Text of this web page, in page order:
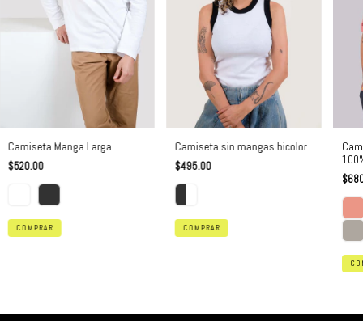
Camiseta Manga Larga
$520.00
COMPRAR
Camiseta sin mangas bicolor
$495.00
COMPRAR